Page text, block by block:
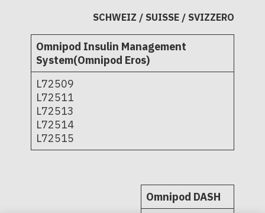
SCHWEIZ / SUISSE / SVIZZERO
Omnipod Insulin Management
System(Omnipod Eros)
L72509
L72511
L72513
L72514
L72515
Omnipod DASH